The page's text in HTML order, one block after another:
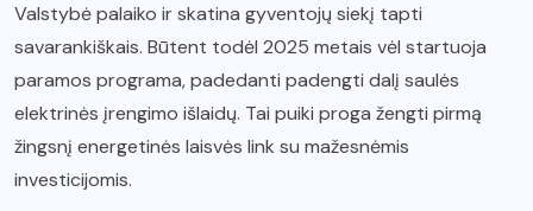
Valstybė palaiko ir skatina gyventojų siekį tapti
savarankiškais. Būtent todėl 2025 metais vėl startuoja
paramos programa, padedanti padengti dalį saulės
elektrinės įrengimo išlaidų. Tai puiki proga žengti pirmą
žingsnį energetinės laisvės link su mažesnėmis
investicijomis.